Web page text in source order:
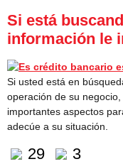
Si está
información le
Si usted está en
operación de su
importantes aspectos
adecúe a su situación.
29
3